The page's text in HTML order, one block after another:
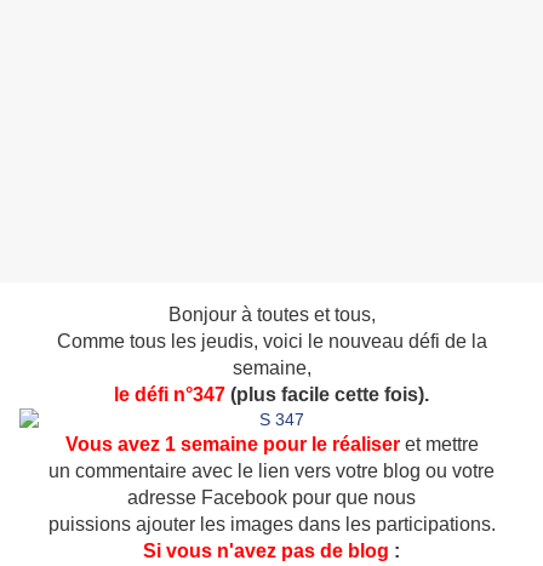
Bonjour à toutes et tous,
Comme tous les jeudis, voici le nouveau défi de la
semaine,
le défi n°347 (plus facile cette fois).
Vous avez 1 semaine pour le réaliser et mettre
un commentaire avec le lien vers votre blog ou votre
adresse Facebook pour que nous
puissions ajouter les images dans les participations.
Si vous n'avez pas de blog :